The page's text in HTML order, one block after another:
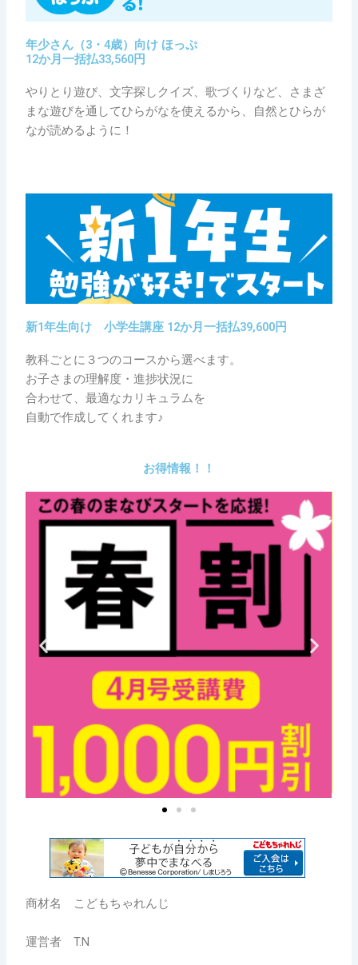
年少さん（3・4歳）向け ほっぷ
12か月一括払33,560円
やりとり遊び、文字探しクイズ、歌づくりなど、さまざ
まな遊びを通してひらがなを使えるから、自然とひらが
なが読めるように！
新1年生向け 小学生講座 12か月一括払39,600円
教科ごとに３つのコースから選べます。
お子さまの理解度・進捗状況に
合わせて、最適なカリキュラムを
自動で作成してくれます♪
お得情報！！
商材名 こどもちゃれんじ
運営者 T.N